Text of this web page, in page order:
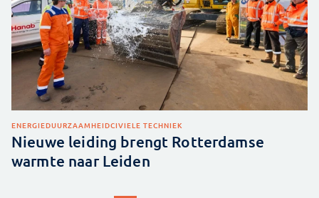
ENERGIEDUURZAAMHEIDCIVIELE TECHNIEK
Nieuwe leiding brengt Rotterdamse
warmte naar Leiden